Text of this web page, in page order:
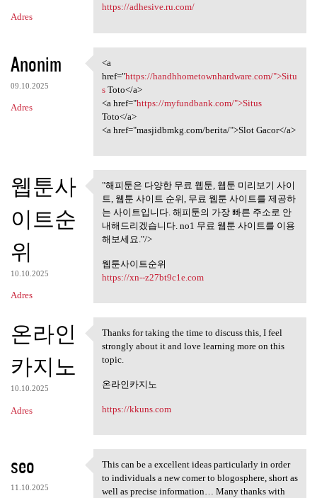
Adres
https://adhesive.ru.com/
Anonim
09.10.2025
Adres
<a href="https:/
<a
href="https://handhhometownhardware.com/">Situ
sToto</a>
<a href="https://myfundbank.com/">Situs
Toto</a>
<a href="masjidbmkg.com/berita/">Slot Gacor</a>
웹툰사
이트순
위
10.10.2025
Adres
"해피툰은 다양한 무료 웹툰, 웹툰
미리보기 사이트,
"해피툰은 다양한 무료 웹툰, 웹툰 미리보기 사이
트, 웹툰 사이트 순위, 무료 웹툰 사이트를 제공하
는 사이트입니다. 해피툰의 가장 빠른 주소로 안
내해드리겠습니다. no1 무료 웹툰 사이트를 이용
해보세요."/>
웹툰사이트순위
https://xn--z27bt9c1e.com
온라인
카지노
10.10.2025
Adres
Thanks for taking the time to
Thanks for taking the time to discuss this, I feel
strongly about it and love learning more on this
topic.
온라인카지노
https://kkuns.com
seo
11.10.2025
This can be a excellent ideas
This can be a excellent ideas particularly in order
to individuals a new comer to blogosphere, short as
well as precise information… Many thanks with